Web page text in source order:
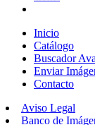
Inicio
Catálogo
Buscador
Enviar
Contacto
Aviso Legal
Banco de